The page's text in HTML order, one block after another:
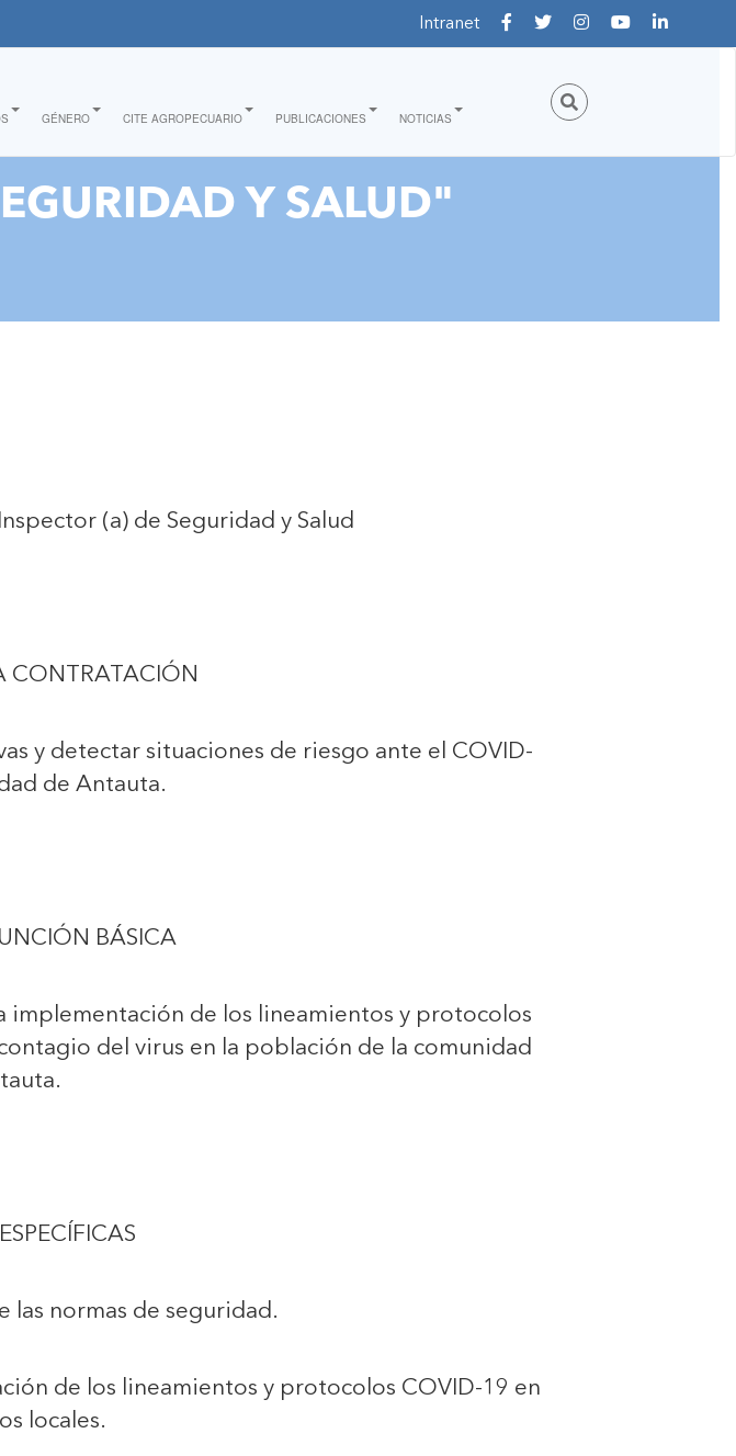
Intranet
GÉNERO CITE AGROPECUARIO PUBLICACIONES NOTICIAS
Y SALUD"
(a) de Seguridad y Salud
CONTRATACIÓN
y detectar situaciones de riesgo ante el COVID-
de Antauta.
BÁSICA
implementación de los lineamientos y protocolos
del virus en la población de la comunidad
las normas de seguridad.
de los lineamientos y protocolos COVID-19 en
locales.